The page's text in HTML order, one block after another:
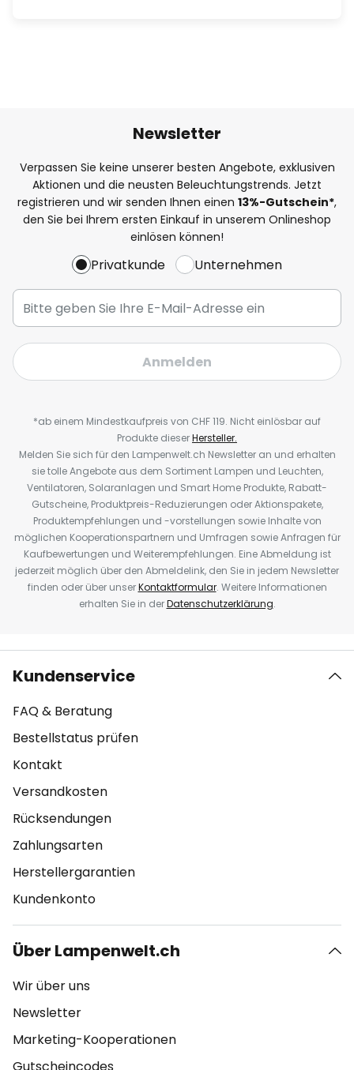
Newsletter
Verpassen Sie keine unserer besten Angebote, exklusiven
Aktionen und die neusten Beleuchtungstrends. Jetzt
registrieren und wir senden Ihnen einen 13%-Gutschein*,
den Sie bei Ihrem ersten Einkauf in unserem Onlineshop
einlösen können!
Privatkunde Unternehmen
Anmelden
*ab einem Mindestkaufpreis von CHF 119. Nicht einlösbar auf
Produkte dieserHersteller.
Melden Sie sich für den Lampenwelt.ch Newsletter an und erhalten
sie tolle Angebote aus dem Sortiment Lampen und Leuchten,
Ventilatoren, Solaranlagen und Smart Home Produkte, Rabatt-
Gutscheine, Produktpreis-Reduzierungen oder Aktionspakete,
Produktempfehlungen und -vorstellungen sowie Inhalte von
möglichen Kooperationspartnern und Umfragen sowie Anfragen für
Kaufbewertungen und Weiterempfehlungen. Eine Abmeldung ist
jederzeit möglich über den Abmeldelink, den Sie in jedem Newsletter
finden oder über unserKontaktformular. Weitere Informationen
erhalten Sie in derDatenschutzerklärung.
Kundenservice
FAQ & Beratung
Bestellstatus prüfen
Kontakt
Versandkosten
Rücksendungen
Zahlungsarten
Herstellergarantien
Kundenkonto
Über Lampenwelt.ch
Wir über uns
Newsletter
Marketing-Kooperationen